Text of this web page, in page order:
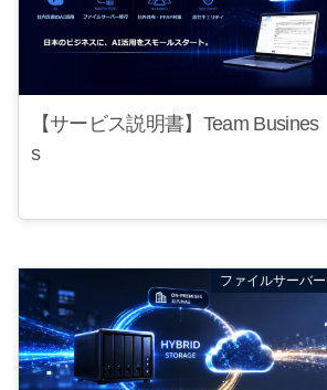
【サービス説明書】Team Busines
s
ファイルサーバー